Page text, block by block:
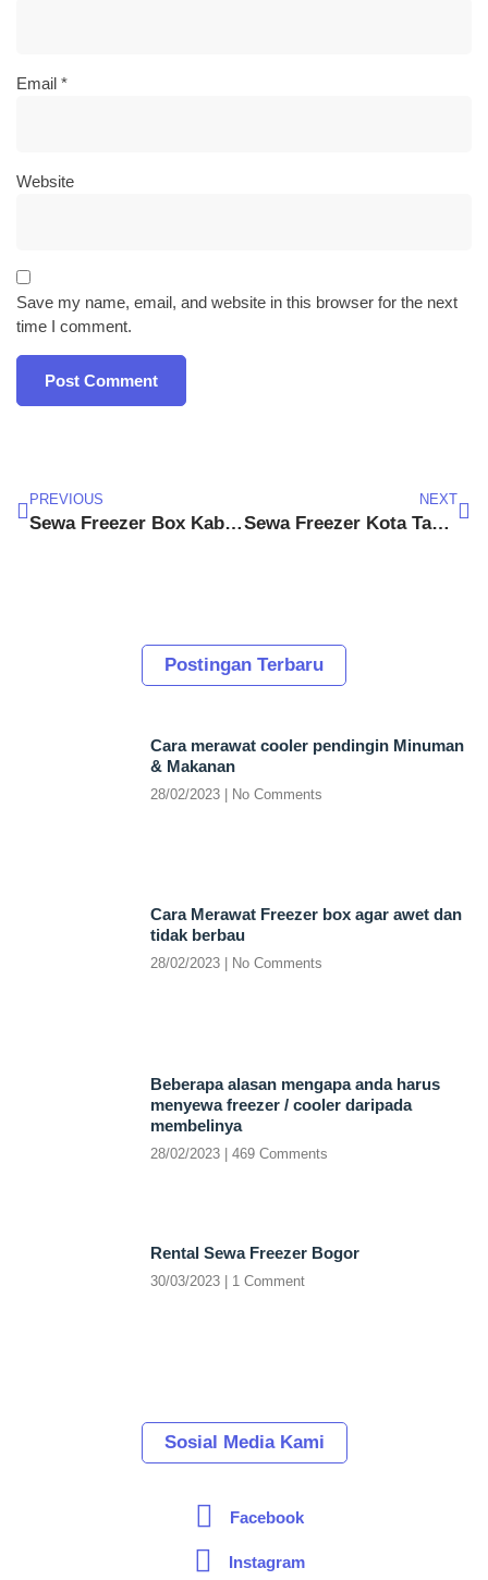
Email *
Website
Save my name, email, and website in this browser for the next
time I comment.
PREVIOUS
Sewa Freezer Box Kabupaten Subang
NEXT
Sewa Freezer Kota Tangerang Selatan
Postingan Terbaru
Cara merawat cooler pendingin Minuman
& Makanan
28/02/2023 No Comments
Cara Merawat Freezer box agar awet dan
tidak berbau
28/02/2023 No Comments
Beberapa alasan mengapa anda harus
menyewa freezer / cooler daripada
membelinya
28/02/2023 469 Comments
Rental Sewa Freezer Bogor
30/03/2023 1 Comment
Sosial Media Kami
Facebook
Instagram